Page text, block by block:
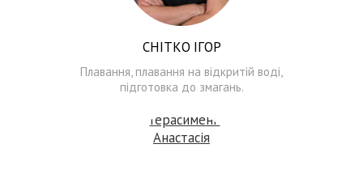
СНІТКО ІГОР
Плавання, плавання на відкритій воді,
підготовка до змагань.